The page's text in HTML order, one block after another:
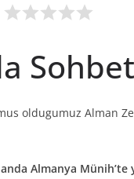
oldugumuz Alman
Almanya